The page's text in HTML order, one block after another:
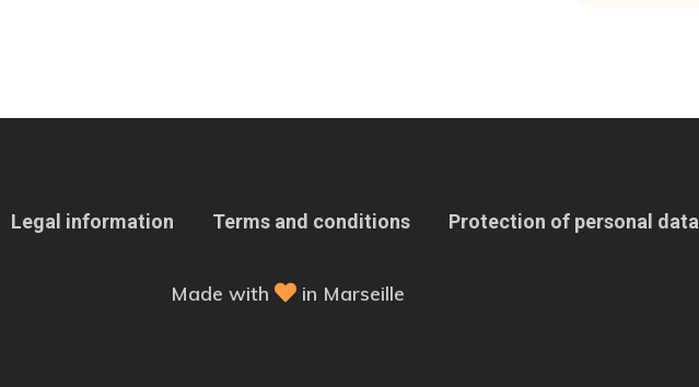
Legal information Terms and conditions Protection of personal data
Made with in Marseille